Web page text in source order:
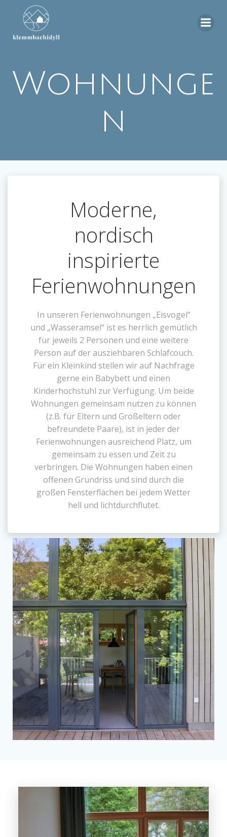
Wohnunge
n
Moderne,
nordisch
inspirierte
Ferienwohnungen
In unseren Ferienwohnungen „Eisvogel“
und „Wasseramsel“ ist es herrlich gemütlich
für jeweils 2 Personen und eine weitere
Person auf der ausziehbaren Schlafcouch.
Für ein Kleinkind stellen wir auf Nachfrage
gerne ein Babybett und einen
Kinderhochstuhl zur Verfügung. Um beide
Wohnungen gemeinsam nutzen zu können
(z.B. für Eltern und Großeltern oder
befreundete Paare), ist in jeder der
Ferienwohnungen ausreichend Platz, um
gemeinsam zu essen und Zeit zu
verbringen. Die Wohnungen haben einen
offenen Grundriss und sind durch die
großen Fensterflächen bei jedem Wetter
hell und lichtdurchflutet.